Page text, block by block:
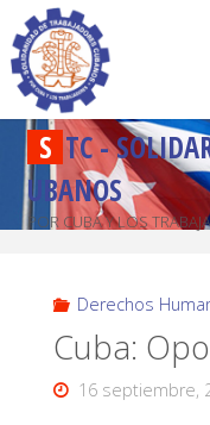
S TC-SOLIDA
U BANOS
POR CUBA Y LOS
Derechos
Cuba:
16 septiembre,